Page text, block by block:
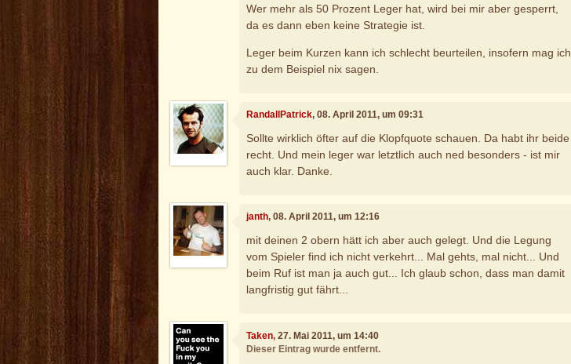
Wer mehr als 50 Prozent Leger hat, wird bei mir aber gesperrt,
da es dann eben keine Strategie ist.
Leger beim Kurzen kann ich schlecht beurteilen, insofern mag ich
zu dem Beispiel nix sagen.
RandallPatrick, 08. April 2011, um 09:31
Sollte wirklich öfter auf die Klopfquote schauen. Da habt ihr beide
recht. Und mein leger war letztlich auch ned besonders - ist mir
auch klar. Danke.
janth, 08. April 2011, um 12:16
mit deinen 2 obern hätt ich aber auch gelegt. Und die Legung
vom Spieler find ich nicht verkehrt... Mal gehts, mal nicht... Und
beim Ruf ist man ja auch gut... Ich glaub schon, dass man damit
langfristig gut fährt...
Taken, 27. Mai 2011, um 14:40
Dieser Eintrag wurde entfernt.